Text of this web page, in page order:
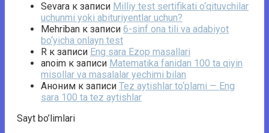
Sevara к записи Milliy test sertifikati o‘qituvchilar
uchunmi yoki abituriyentlar uchun?
Mehriban к записи 6-sinf ona tili va adabiyot
bo‘yicha onlayn test
R к записи Eng sara Ezop masallari
anoim к записи Matematika fanidan 100 ta qiyin
misollar va masalalar yechimi bilan
Аноним к записи Tez aytishlar to‘plami — Eng
sara 100 ta tez aytishlar
Sayt bo’limlari